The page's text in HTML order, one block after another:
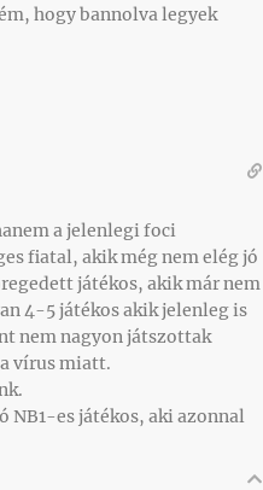
hogy bannolva legyek
a jelenlegi foci
fiatal, akik még nem elég jó
játékos, akik már nem
4-5 játékos akik jelenleg is
nem nagyon játszottak
vírus miatt.
NB1-es játékos, aki azonnal